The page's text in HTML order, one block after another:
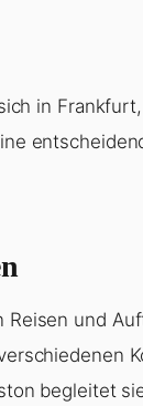
in
und
begleitet